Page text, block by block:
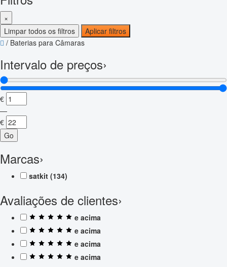
×
Limpar todos os filtros
Aplicar filtros
/ Baterias para Câmaras
Intervalo de preços›
€
—
€
Go
Marcas›
satkit (134)
Avaliações de clientes›
e acima
e acima
e acima
e acima